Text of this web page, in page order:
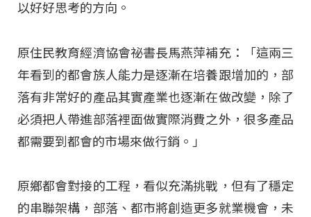
以好好思考的方向。
原住民教育經濟協會祕書長馬燕萍補充：「這兩三
年看到的都會族人能力是逐漸在培養跟增加的，部
落有非常好的產品其實產業也逐漸在做改變，除了
必須把人帶進部落裡面做實際消費之外，很多產品
都需要到都會的市場來做行銷。」
原鄉都會對接的工程，看似充滿挑戰，但有了穩定
的串聯架構，部落、都市將創造更多就業機會，未